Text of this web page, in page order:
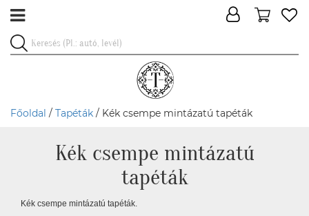
Főoldal / Tapéták / Kék csempe mintázatú tapéták
Kék csempe mintázatú
tapéták
Kék csempe mintázatú tapéták.